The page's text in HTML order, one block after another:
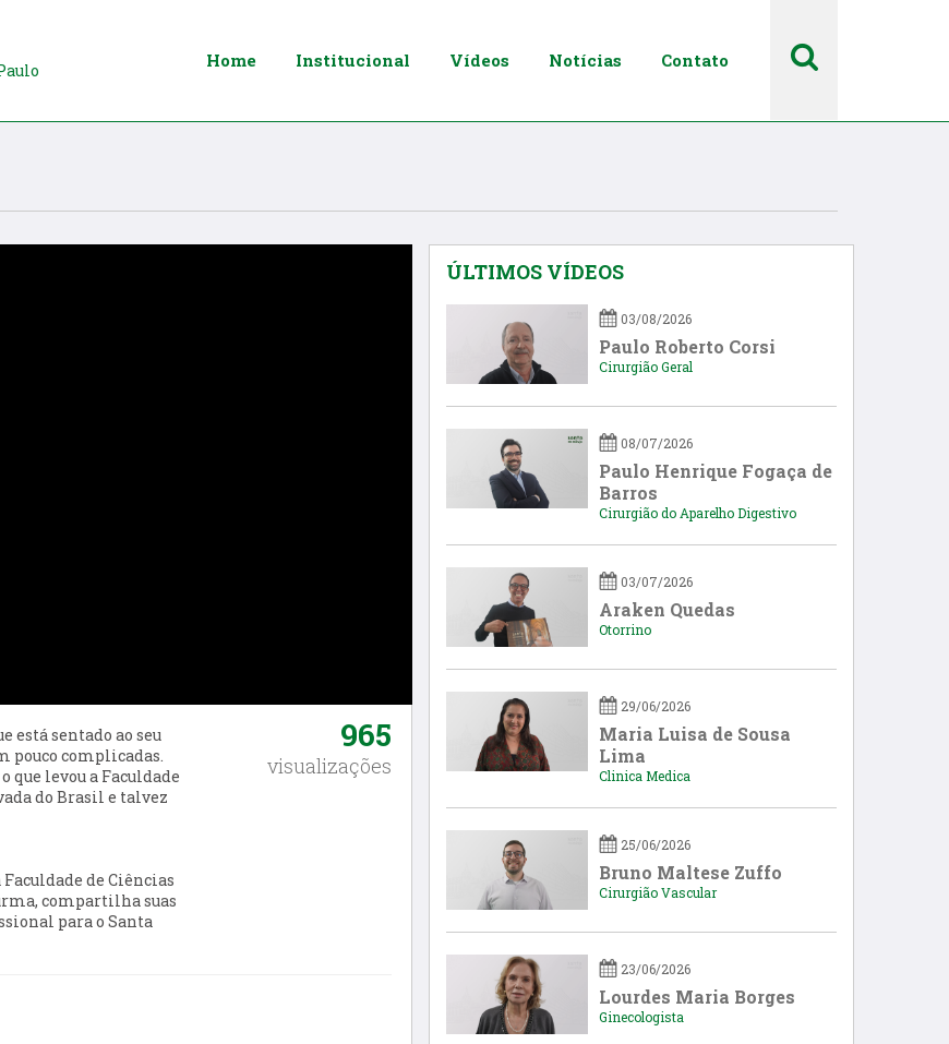
Home Institucional Vídeos Notícias Contato
está sentado ao seu
pouco complicadas.
que levou a Faculdade
do Brasil e talvez
de Ciências
compartilha suas
para o Santa
965
visualizações
ÚLTIMOS VÍDEOS
03/08/2026
Paulo Roberto Corsi
Cirurgião Geral
08/07/2026
Paulo Henrique Fogaça de
Barros
Cirurgião do Aparelho Digestivo
03/07/2026
Araken Quedas
Otorrino
29/06/2026
Maria Luisa de Sousa
Lima
Clinica Medica
25/06/2026
Bruno Maltese Zuffo
Cirurgião Vascular
23/06/2026
Lourdes Maria Borges
Ginecologista